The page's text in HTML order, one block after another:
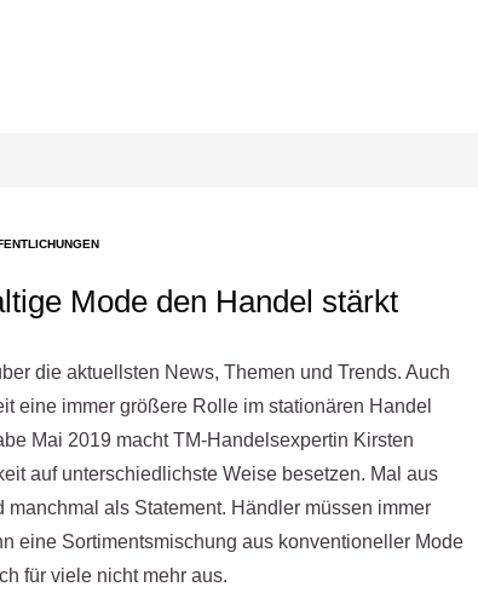
Mode den Handel stärkt
die aktuellsten News, Themen und Trends. Auch
eine immer größere Rolle im stationären Handel
Mai 2019 macht TM-Handelsexpertin Kirsten
auf unterschiedlichste Weise besetzen. Mal aus
als Statement. Händler müssen immer
eine Sortimentsmischung aus konventioneller Mode
für viele nicht mehr aus.